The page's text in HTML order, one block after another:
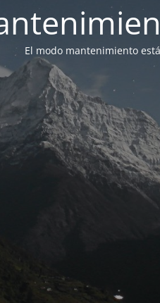
El modo mantenimiento